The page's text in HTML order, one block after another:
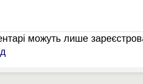
можуть лише